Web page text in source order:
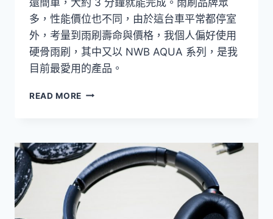
多，性能價位也不同，由於這台車平常都停室
外，考量到雨刷壽命與價格，我個人偏好使用
硬骨雨刷，其中又以 NWB AQUA 系列，是我
目前最愛用的產品。
READ MORE [我
FIT
3
代
雨
刷